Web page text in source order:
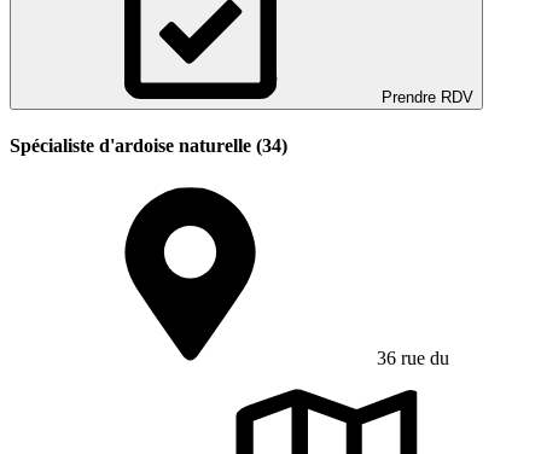
Prendre RDV
Spécialiste d'ardoise naturelle (34)
36 rue du